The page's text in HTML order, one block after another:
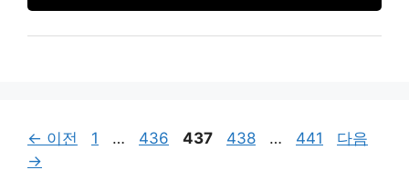
← 이전
페
1 …
페
436
페
437
페
438 …
페
441
다음
→